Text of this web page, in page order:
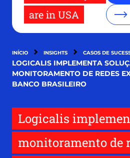
are in USA
INÍCIO INSIGHTS CASOS DE
LOGICALIS IMPLEMENTA
MONITORAMENTO DE REDES
BANCO BRASILEIRO
Logicalis
monitoramento de